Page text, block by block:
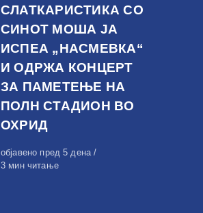
СЛАТКАРИСТИКА СО
СИНОТ МОША ЈА
ИСПЕА „НАСМЕВКА“
И ОДРЖА КОНЦЕРТ
ЗА ПАМЕТЕЊЕ НА
ПОЛН СТАДИОН ВО
ОХРИД
Објавено
на
објавено пред 5 дена
3 мин читање